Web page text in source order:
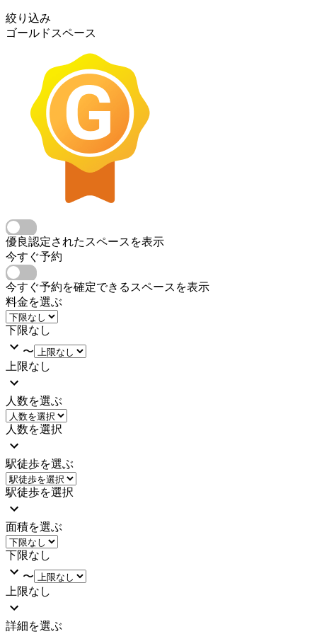
絞り込み
ゴールドスペース
優良認定されたスペースを表示
今すぐ予約
今すぐ予約を確定できるスペースを表示
料金を選ぶ
下限なし
〜
上限なし
人数を選ぶ
人数を選択
駅徒歩を選ぶ
駅徒歩を選択
面積を選ぶ
下限なし
〜
上限なし
詳細を選ぶ